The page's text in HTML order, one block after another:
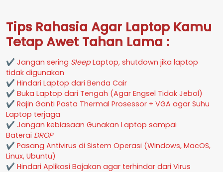
Tips Rahasia Agar Laptop Kamu
Tetap Awet Tahan Lama :
✔ Jangan sering SleepLaptop, shutdown jika laptop
tidak digunakan
✔ Hindari Laptop dari Benda Cair
✔ Buka Laptop dari Tengah (Agar Engsel Tidak Jebol)
✔ Rajin Ganti Pasta Thermal Prosessor + VGA agar Suhu
Laptop terjaga
✔ Jangan kebiasaan Gunakan Laptop sampai
Baterai DROP
✔ Pasang Antivirus di Sistem Operasi (Windows, MacOS,
Linux, Ubuntu)
✔ Hindari Aplikasi Bajakan agar terhindar dari Virus